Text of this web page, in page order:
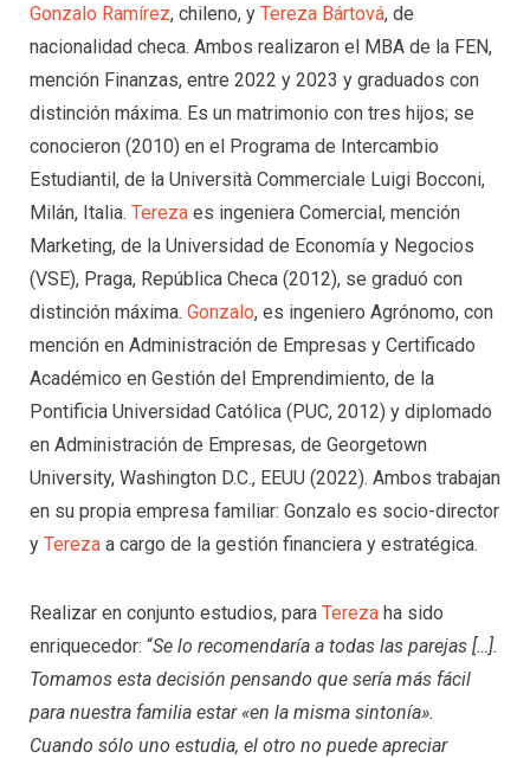
Gonzalo Ramírez, chileno, y Tereza Bártová, de
nacionalidad checa. Ambos realizaron el MBA de la FEN,
mención Finanzas, entre 2022 y 2023 y graduados con
distinción máxima. Es un matrimonio con tres hijos; se
conocieron (2010) en el Programa de Intercambio
Estudiantil, de la Università Commerciale Luigi Bocconi,
Milán, Italia. Tereza es ingeniera Comercial, mención
Marketing, de la Universidad de Economía y Negocios
(VSE), Praga, República Checa (2012), se graduó con
distinción máxima. Gonzalo, es ingeniero Agrónomo, con
mención en Administración de Empresas y Certificado
Académico en Gestión del Emprendimiento, de la
Pontificia Universidad Católica (PUC, 2012) y diplomado
en Administración de Empresas, de Georgetown
University, Washington D.C., EEUU (2022). Ambos trabajan
en su propia empresa familiar: Gonzalo es socio-director
y Tereza a cargo de la gestión financiera y estratégica.
Realizar en conjunto estudios, para Tereza ha sido
enriquecedor: “Se lo recomendaría a todas las parejas […].
Tomamos esta decisión pensando que sería más fácil
para nuestra familia estar «en la misma sintonía».
Cuando sólo uno estudia, el otro no puede apreciar